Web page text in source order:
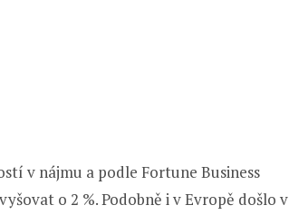
v nájmu a podle Fortune Business
o 2 %. Podobně i v Evropě došlo v